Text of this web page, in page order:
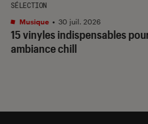
15 vinyles indispensables
ambiance chill
SÉLECTION
Musique • 30 juil. 2026